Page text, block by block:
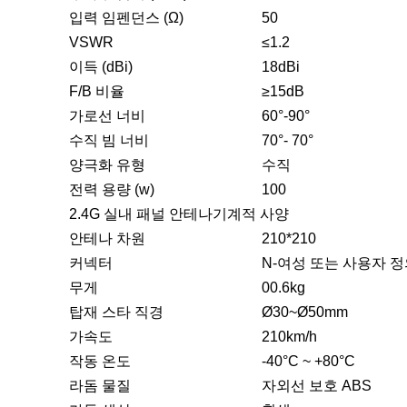
입력 임펜던스 (Ω)
50
VSWR
≤1.2
이득 (dBi)
18dBi
F/B 비율
≥15dB
가로선 너비
60°-90°
수직 빔 너비
70°- 70°
양극화 유형
수직
전력 용량 (w)
100
2.4G 실내 패널 안테나기계적 사양
안테나 차원
210*210
커넥터
N-여성 또는 사용자
무게
00.6kg
탑재 스타 직경
Ø30~Ø50mm
가속도
210km/h
작동 온도
-40°C ~ +80°C
라돔 물질
자외선 보호 ABS